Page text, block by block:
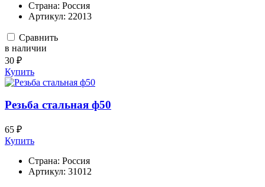
Страна: Россия
Артикул: 22013
Сравнить
в наличии
30 ₽
Купить
Резьба стальная ф50
65 ₽
Купить
Страна: Россия
Артикул: 31012